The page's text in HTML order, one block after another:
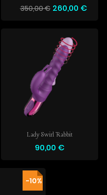
350,00 € 260,00 €
Lady Swirl Rabbit
90,00 €
-10%